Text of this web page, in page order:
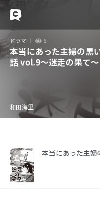
ドラマ 6
本当にあった主婦の黒
話 vol.9～迷走の果て～
和田海里
本当にあった主